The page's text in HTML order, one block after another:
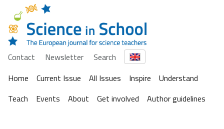
Contact Newsletter
Search
Home
Current Issue All Issues Inspire
Understand
Teach
Events About Get involved Author guidelines